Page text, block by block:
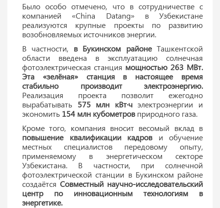
Было особо отмечено, что в сотрудничестве с
компанией «China Datang» в Узбекистане
реализуются крупные проекты по развитию
возобновляемых источников энергии.
В частности, в Букинском районеТашкентской
области введена в эксплуатацию солнечная
фотоэлектрическая станция мощностью 263 МВт.
Эта «зелёная» станция в настоящее время
стабильно производит электроэнергию.
Реализация проекта позволит ежегодно
вырабатывать 575 млн кВт·чэлектроэнергии и
экономить 154 млн кубометровприродного газа.
Кроме того, компания вносит весомый вклад в
повышение квалификации кадрови обучение
местных специалистов передовому опыту,
применяемому в энергетическом секторе
Узбекистана. В частности, при солнечной
фотоэлектрической станции в Букинском районе
создаётся Совместный научно-исследовательский
центр по инновационным технологиям в
энергетике.